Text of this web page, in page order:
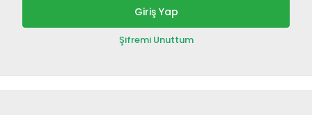
Giriş Yap
Şifremi Unuttum